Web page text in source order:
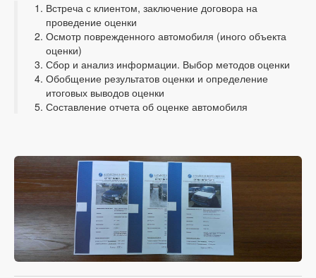
Встреча с клиентом, заключение договора на
проведение оценки
Осмотр поврежденного автомобиля (иного объекта
оценки)
Сбор и анализ информации. Выбор методов оценки
Обобщение результатов оценки и определение
итоговых выводов оценки
Составление отчета об оценке автомобиля